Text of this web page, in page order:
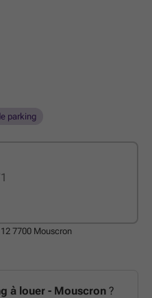
parking
7700 Mouscron
à louer - Mouscron ?